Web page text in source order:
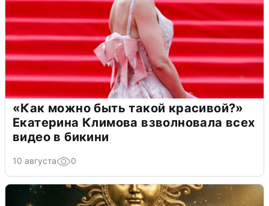
«Как можно быть такой красивой?»
Екатерина Климова взволновала всех
видео в бикини
10 августа 0